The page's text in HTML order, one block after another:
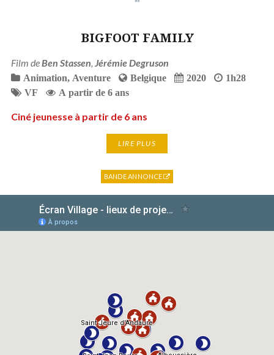
BIGFOOT FAMILY
Film de Ben Stassen Jérémie Degruson
Animation, Aventure Belgique 2020
1h28
VF
A partir de 6 ans
Ciné jeunesse à partir de 6 ans
LIRE PLUS
BANDE ANNONCE